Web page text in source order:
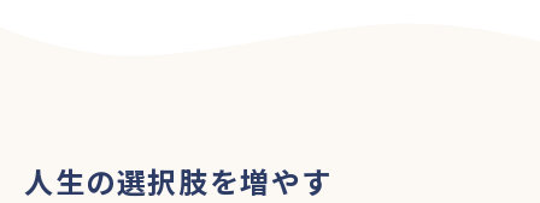
人生の選択肢を増やす